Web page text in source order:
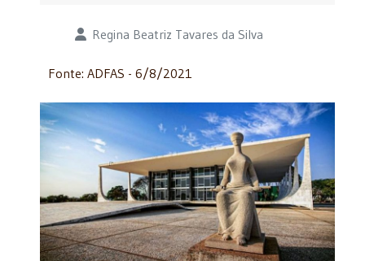
Detalhes Regina Beatriz Tavares da Silva
Fonte: ADFAS - 6/8/2021